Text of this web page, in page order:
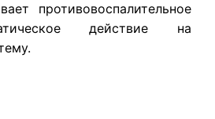
противовоспалительное
действие на